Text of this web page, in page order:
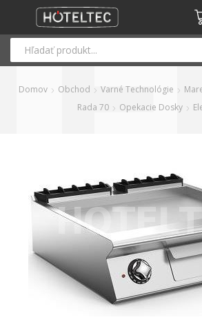
Domov Obchod Varné Technológie
Rada 70
Opekacie Dosky